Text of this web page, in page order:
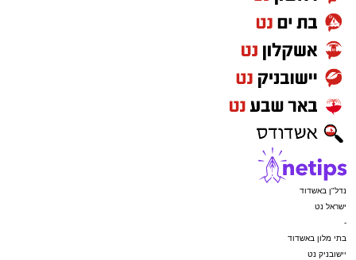
נדל"ן באשדוד
ישראל נט
-
בתי מלון באשדוד
יישובניק נט